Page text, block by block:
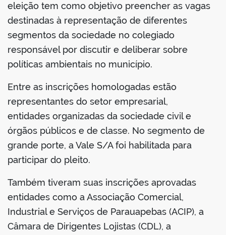
eleição tem como objetivo preencher as vagas
destinadas à representação de diferentes
segmentos da sociedade no colegiado
responsável por discutir e deliberar sobre
políticas ambientais no município.
Entre as inscrições homologadas estão
representantes do setor empresarial,
entidades organizadas da sociedade civil e
órgãos públicos e de classe. No segmento de
grande porte, a Vale S/A foi habilitada para
participar do pleito.
Também tiveram suas inscrições aprovadas
entidades como a Associação Comercial,
Industrial e Serviços de Parauapebas (ACIP), a
Câmara de Dirigentes Lojistas (CDL), a